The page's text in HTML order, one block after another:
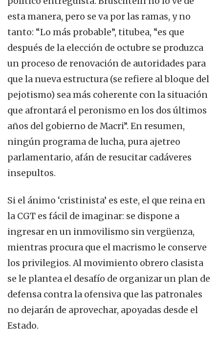
esta manera, pero se va por las ramas, y no
tanto: “Lo más probable”, titubea, “es que
después de la elección de octubre se produzca
un proceso de renovación de autoridades para
que la nueva estructura (se refiere al bloque del
pejotismo) sea más coherente con la situación
que afrontará el peronismo en los dos últimos
años del gobierno de Macri”. En resumen,
ningún programa de lucha, pura ajetreo
parlamentario, afán de resucitar cadáveres
insepultos.
Si el ánimo ‘cristinista’ es este, el que reina en
la CGT es fácil de imaginar: se dispone a
ingresar en un inmovilismo sin vergüenza,
mientras procura que el macrismo le conserve
los privilegios. Al movimiento obrero clasista
se le plantea el desafío de organizar un plan de
defensa contra la ofensiva que las patronales
no dejarán de aprovechar, apoyadas desde el
Estado.